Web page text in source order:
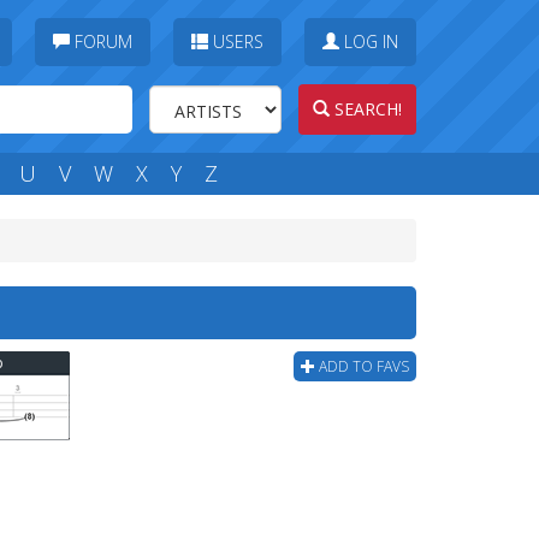
FORUM USERS LOG IN
SEARCH!
U V W X Y Z
ADD TO FAVS